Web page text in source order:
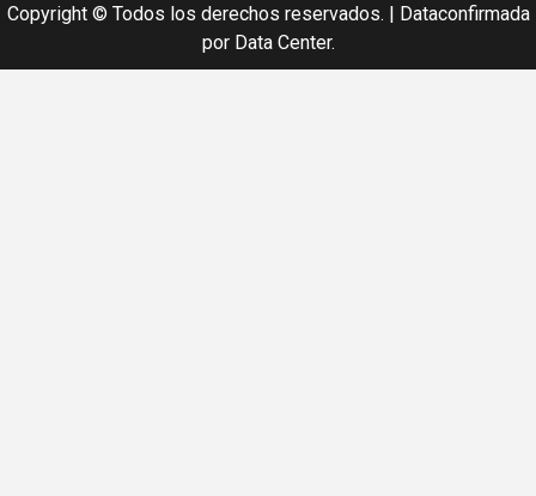
Copyright © Todos los derechos reservados. | Dataconfirmada
por Data Center.